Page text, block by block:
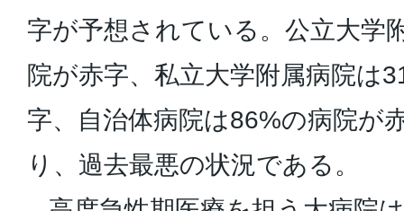
字が予想されている。公立大学
院が赤字、私立大学附属病院は
字、自治体病院は86%の病院が
り、過去最悪の状況である。